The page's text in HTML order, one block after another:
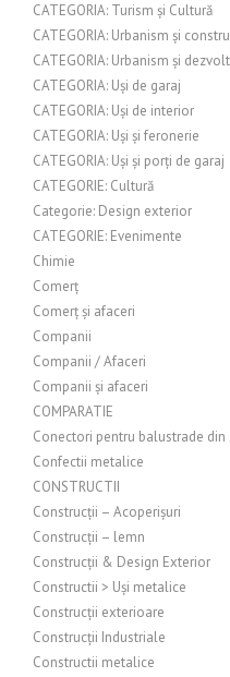
CATEGORIA: Turism și Cultură
CATEGORIA: Urbanism și
CATEGORIA: Urbanism și
CATEGORIA: Uși de garaj
CATEGORIA: Uși de interior
CATEGORIA: Uși și feronerie
CATEGORIA: Uși și porți de garaj
CATEGORIE: Cultură
Categorie: Design exterior
CATEGORIE: Evenimente
Chimie
Comerț
Comerț și afaceri
Companii
Companii / Afaceri
Companii și afaceri
COMPARATIE
Conectori pentru balustrade din
Confectii metalice
CONSTRUCTII
Construcții – Acoperișuri
Construcții – lemn
Construcții & Design Exterior
Constructii > Uși metalice
Construcții exterioare
Construcții Industriale
Constructii metalice